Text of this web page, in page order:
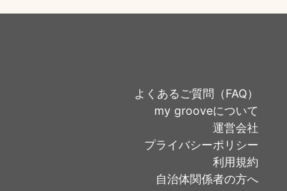
よくあるご質問（FAQ）
my grooveについて
運営会社
プライバシーポリシー
利用規約
自治体関係者の方へ